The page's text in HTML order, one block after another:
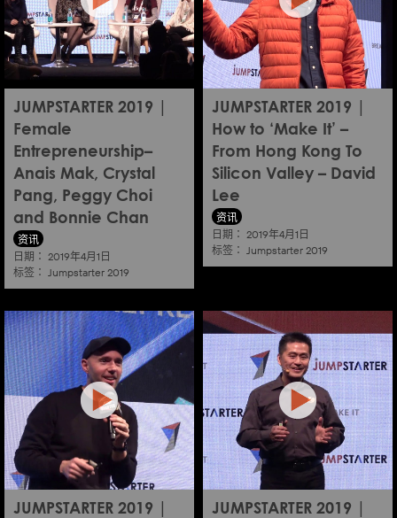
JUMPSTARTER 2019 |
Female
Entrepreneurship–
Anais Mak, Crystal
Pang, Peggy Choi
and Bonnie Chan
资讯
日期： 2019年4月1日
标签： Jumpstarter 2019
JUMPSTARTER 2019 |
How to ‘Make It’ –
From Hong Kong To
Silicon Valley – David
Lee
资讯
日期： 2019年4月1日
标签： Jumpstarter 2019
JUMPSTARTER 2019 |
JUMPSTARTER 2019 |